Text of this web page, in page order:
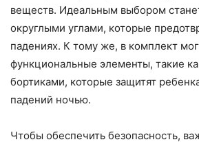
веществ. Идеальным выбором
округлыми углами, которые
падениях. К тому же, в комплект
функциональные элементы, такие
бортиками, которые защитят
падений ночью.
Чтобы обеспечить безопасность,